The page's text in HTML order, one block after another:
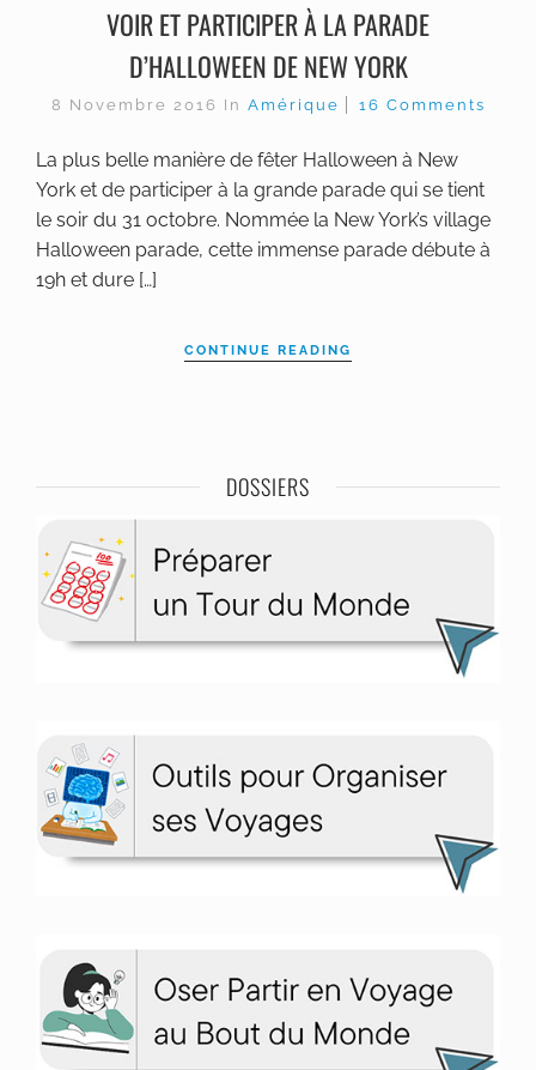
VOIR ET PARTICIPER À LA PARADE
D’HALLOWEEN DE NEW YORK
8 Novembre 2016 In Amérique 16 Comments
La plus belle manière de fêter Halloween à New
York et de participer à la grande parade qui se tient
le soir du 31 octobre. Nommée la New York’s village
Halloween parade, cette immense parade débute à
19h et dure […]
CONTINUE READING
DOSSIERS